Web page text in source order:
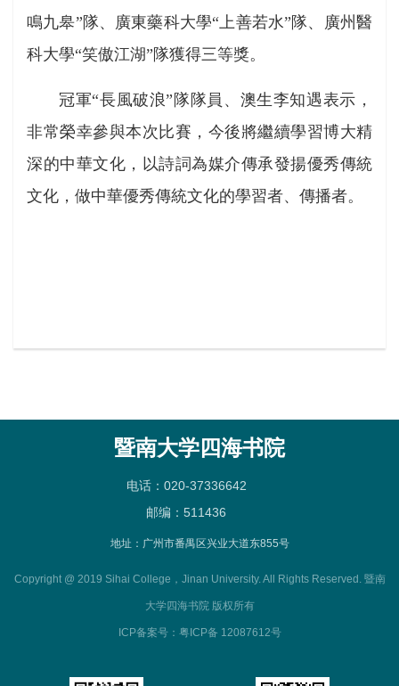
鳴九皋”隊、廣東藥科大學“上善若水”隊、廣州醫
科大學“笑傲江湖”隊獲得三等獎。
冠軍“長風破浪”隊隊員、澳生李知遇表示，
非常榮幸參與本次比賽，今後將繼續學習博大精
深的中華文化，以詩詞為媒介傳承發揚優秀傳統
文化，做中華優秀傳統文化的學習者、傳播者。
暨南大学四海书院
电话：020-37336642
邮编：511436
地址：广州市番禺区兴业大道东855号
Copyright @ 2019 Sihai College，Jinan University. All Rights Reserved. 暨南
大学四海书院 版权所有
ICP备案号：粤ICP备 12087612号